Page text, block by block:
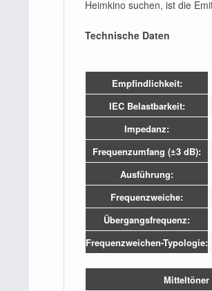
Heimkino suchen, ist die
Technische Daten
Empfindlichkeit:
IEC Belastbarkeit:
Impedanz:
Frequenzumfang (±3 dB):
Ausführung:
Frequenzweiche:
Übergangsfrequenz:
Frequenzweichen-Typologie:
Mitteltöner